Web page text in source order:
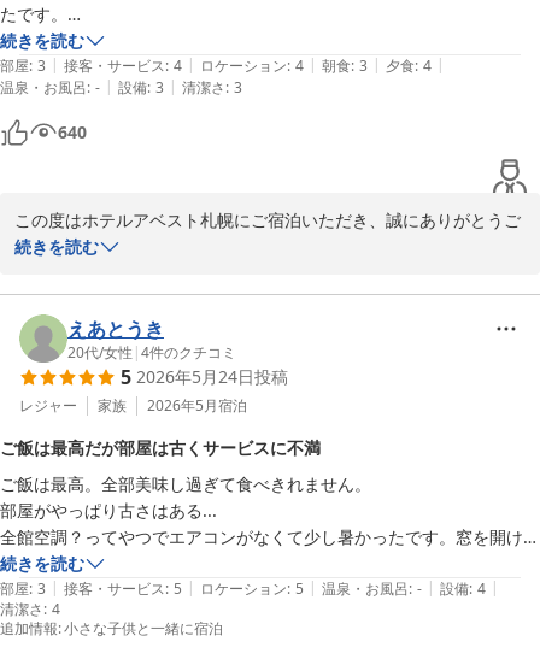
たです。
部屋のバストイレも普通、
夕食バイキング朝食バイキング
夕食は毛ガニ・花咲ガニ、タラバガニ、ズワイガニなど色んなカニの食
べ放題は良かった
刺身も良い物出してました、食事会場のスタッフの対応も気持ちよい物
続きを読む
部屋: 3 | 接客・サービス: 4 | ロケーション: 4 | 朝食: 3 | 夕食: 4 |
温泉・お風呂: - | 設備: 3 | 清潔さ: 3
640
この度はホテルアベスト札幌にご宿泊いただき、誠にありがとうご
ざいました。
夕食・朝食のビュッフェをお楽しみいただき、特にカニやお刺身、
お食事会場スタッフの対応にご満足いただけたことを大変嬉しく存
じます。
一方で、客室清掃やフロントスタッフの対応につきましては、ご期
受け止め、より快適なご滞在をご提供できるよう、サービスの向上
に努めてまいります。
貴重なご意見をありがとうございました。
また札幌にお越しの際は、ホテルアベスト札幌をご利用いただけま
すと幸いです。
続きを読む
えあとうき
20代/女性 |4件のクチコミ
5 2026年5月24日投稿
レジャー 家族 2026年5月宿泊
ご飯は最高だが部屋は古くサービスに不満
ご飯は最高。全部美味し過ぎて食べきれません。
部屋がやっぱり古さはある...
全館空調？ってやつでエアコンがなくて少し暑かったです。窓を開けた
のでなんとかなりました。
子供用にお湯が欲しいとフロントにいうと部屋のポットでやってくださ
いって言われてもらえませんでした。シャンプーとかあるのに子供用の
歯ブラシがなかった？
続きを読む
部屋: 3 | 接客・サービス: 5 | ロケーション: 5 | 温泉・お風呂: - | 設備: 4 |
清潔さ: 4
追加情報:小さな子供と一緒に宿泊